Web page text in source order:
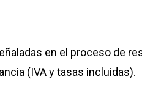
en el proceso de
(IVA y tasas incluidas).